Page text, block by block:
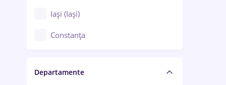
Iași (Iași)
Constanța
Brașov
Departamente